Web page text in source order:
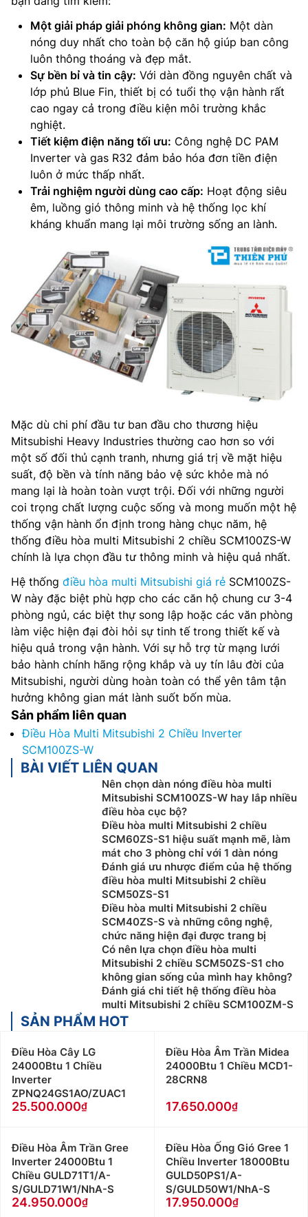
Một giải pháp giải phóng không gian: Một dàn
nóng duy nhất cho toàn bộ căn hộ giúp ban công
luôn thông thoáng và đẹp mắt.
Sự bền bỉ và tin cậy: Với dàn đồng nguyên chất và
lớp phủ Blue Fin, thiết bị có tuổi thọ vận hành rất
cao ngay cả trong điều kiện môi trường khắc
nghiệt.
Tiết kiệm điện năng tối ưu: Công nghệ DC PAM
Inverter và gas R32 đảm bảo hóa đơn tiền điện
luôn ở mức thấp nhất.
Trải nghiệm người dùng cao cấp: Hoạt động siêu
êm, luồng gió thông minh và hệ thống lọc khí
kháng khuẩn mang lại môi trường sống an lành.
Mặc dù chi phí đầu tư ban đầu cho thương hiệu
Mitsubishi Heavy Industries thường cao hơn so với
một số đối thủ cạnh tranh, nhưng giá trị về mặt hiệu
suất, độ bền và tính năng bảo vệ sức khỏe mà nó
mang lại là hoàn toàn vượt trội. Đối với những người
coi trọng chất lượng cuộc sống và mong muốn một hệ
thống vận hành ổn định trong hàng chục năm, hệ
thống điều hòa multi Mitsubishi 2 chiều SCM100ZS-W
chính là lựa chọn đầu tư thông minh và hiệu quả nhất.
Hệ thống điều hòa multi Mitsubishi giá rẻ SCM100ZS-
W này đặc biệt phù hợp cho các căn hộ chung cư 3-4
phòng ngủ, các biệt thự song lập hoặc các văn phòng
làm việc hiện đại đòi hỏi sự tinh tế trong thiết kế và
hiệu quả trong vận hành. Với sự hỗ trợ từ mạng lưới
bảo hành chính hãng rộng khắp và uy tín lâu đời của
Mitsubishi, người dùng hoàn toàn có thể yên tâm tận
hưởng không gian mát lành suốt bốn mùa.
Sản phẩm liên quan
Điều Hòa Multi Mitsubishi 2 Chiều Inverter
SCM100ZS-W
BÀI VIẾT LIÊN QUAN
Nên chọn dàn nóng điều hòa multi
Mitsubishi SCM100ZS-W hay lắp nhiều
điều hòa cục bộ?
Điều hòa multi Mitsubishi 2 chiều
SCM60ZS-S1 hiệu suất mạnh mẽ, làm
mát cho 3 phòng chỉ với 1 dàn nóng
Đánh giá ưu nhược điểm của hệ thống
điều hòa multi Mitsubishi 2 chiều
SCM50ZS-S1
Điều hòa multi Mitsubishi 2 chiều
SCM40ZS-S và những công nghệ,
chức năng hiện đại được trang bị
Có nên lựa chọn điều hòa multi
Mitsubishi 2 chiều SCM50ZS-S1 cho
không gian sống của mình hay không?
Đánh giá chi tiết hệ thống điều hòa
multi Mitsubishi 2 chiều SCM100ZM-S
SẢN PHẨM HOT
Điều Hòa Cây LG
24000Btu 1 Chiều
Inverter
ZPNQ24GS1AO/ZUAC1
25.500.000
Điều Hòa Âm Trần Midea
24000Btu 1 Chiều MCD1-
28CRN8
17.650.000
Điều Hòa Âm Trần Gree
Inverter 24000Btu 1
Chiều GULD71T1/A-
S/GULD71W1/NhA-S
24.950.000
Điều Hòa Ống Gió Gree 1
Chiều Inverter 18000Btu
GULD50PS1/A-
S/GULD50W1/NhA-S
17.950.000